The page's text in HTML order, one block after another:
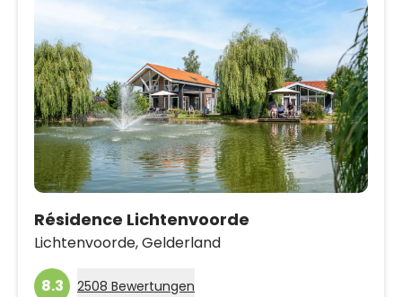
Résidence Lichtenvoorde
Lichtenvoorde,Gelderland
8.3 2508 Bewertungen